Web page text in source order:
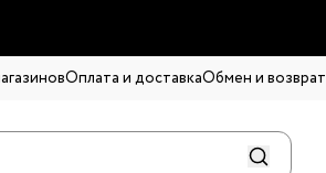
Оплата и доставкаОбмен и возврат